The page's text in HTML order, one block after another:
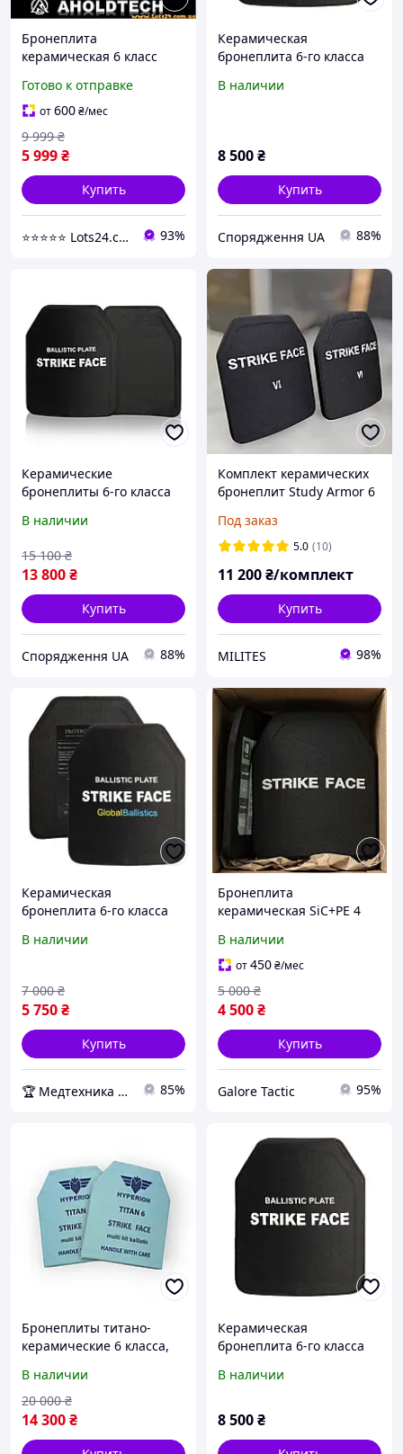
Бронеплита
керамическая 6 класс
бронепластины
керамические 6 класс
бронеплиты 6 класса 4
Готово к отправке
от600₴/мес
5 999₴
9 999 ₴
Купить
⭐️⭐️⭐️⭐️⭐️ Lots24.com.ua 93%
Керамическая
бронеплита 6-го класса
шт)
В наличии
8 500₴
Купить
Спорядження UA 88%
Керамические
бронеплиты 6-го класса
25х30см.
В наличии
13 800₴
15 100 ₴
Купить
Спорядження UA 88%
Комплект керамических
бронеплит Study Armor 6
бронепластины 6 класс
Под заказ
5.0 (10)
11 200₴/комплект
Купить
MILITES 98%
Керамическая
бронеплита 6-го класса
В наличии
5 750₴
7 000 ₴
Купить
🏆 Медтехника — 20 лет надежности 85%
Бронеплита
керамическая SiC+PE 4
см 2 кг Бронеплиты 4
класс бронеиласти
В наличии
от450₴/мес
4 500₴
5 000 ₴
Купить
Galore Tactic 95%
Бронеплиты титано-
керамические 6 класса,
250*300, 3,0кг
В наличии
14 300₴
20 000 ₴
Керамическая
бронеплита 6-го класса
шт)
В наличии
8 500₴